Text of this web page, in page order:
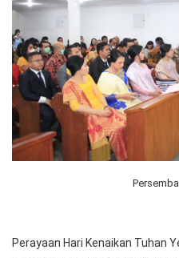
Perayaan Hari Kenaikan Tuhan